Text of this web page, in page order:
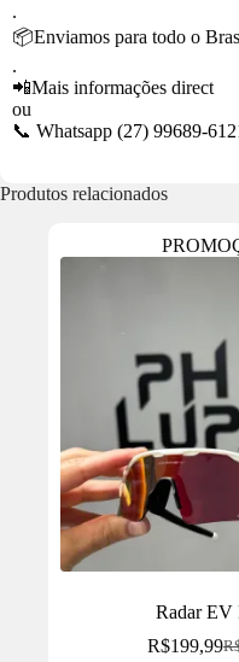
.
📦Enviamos para todo o
.
📲Mais informações direct
ou
📞 Whatsapp (27) 99689-
Produtos relacionados
Radar EV
R$199,99